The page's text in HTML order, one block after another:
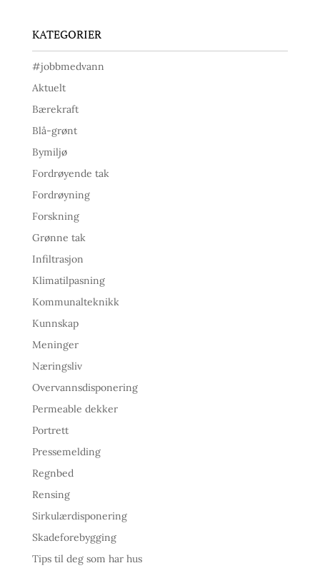
KATEGORIER
#jobbmedvann
Aktuelt
Bærekraft
Blå-grønt
Bymiljø
Fordrøyende tak
Fordrøyning
Forskning
Grønne tak
Infiltrasjon
Klimatilpasning
Kommunalteknikk
Kunnskap
Meninger
Næringsliv
Overvannsdisponering
Permeable dekker
Portrett
Pressemelding
Regnbed
Rensing
Sirkulærdisponering
Skadeforebygging
Tips til deg som har hus